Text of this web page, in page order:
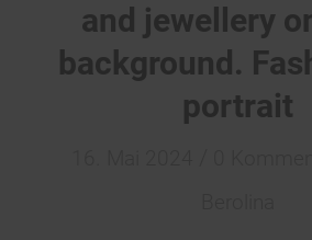
and jewellery
background.
portrait